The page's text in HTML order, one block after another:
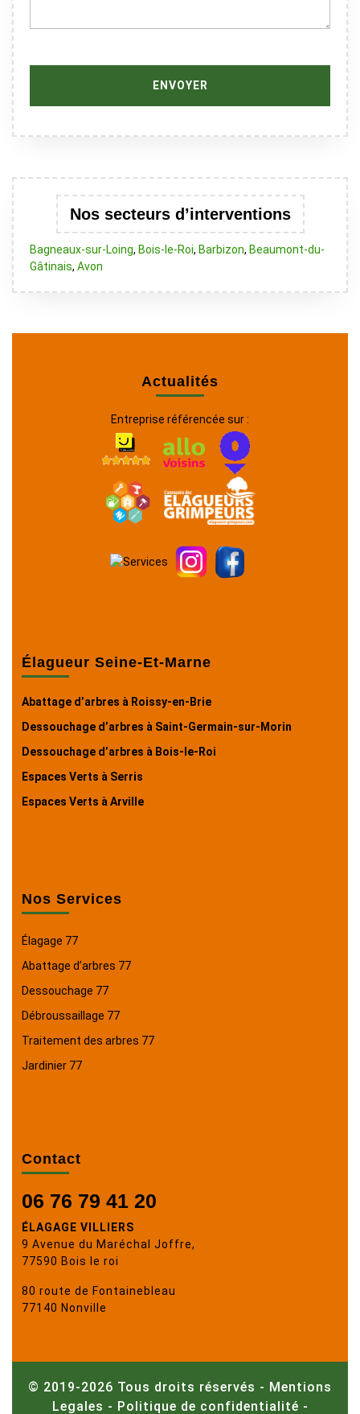
Nos secteurs d’interventions
Bagneaux-sur-Loing, Bois-le-Roi, Barbizon, Beaumont-du-
Gâtinais, Avon
Actualités
Entreprise référencée sur :
Élagueur Seine-Et-Marne
Abattage d’arbres à Roissy-en-Brie
Dessouchage d’arbres à Saint-Germain-sur-Morin
Dessouchage d’arbres à Bois-le-Roi
Espaces Verts à Serris
Espaces Verts à Arville
Nos Services
Élagage 77
Abattage d’arbres 77
Dessouchage 77
Débroussaillage 77
Traitement des arbres 77
Jardinier 77
Contact
06 76 79 41 20
ÉLAGAGE VILLIERS
9 Avenue du Maréchal Joffre,
77590 Bois le roi
80 route de Fontainebleau
77140 Nonville
© 2019-2026 Tous droits réservés - Mentions
Legales - Politique de confidentialité -